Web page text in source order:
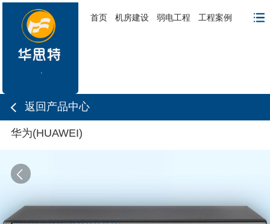
首页 机房建设 弱电工程 工程案例
返回产品中心
华为(HUAWEI)